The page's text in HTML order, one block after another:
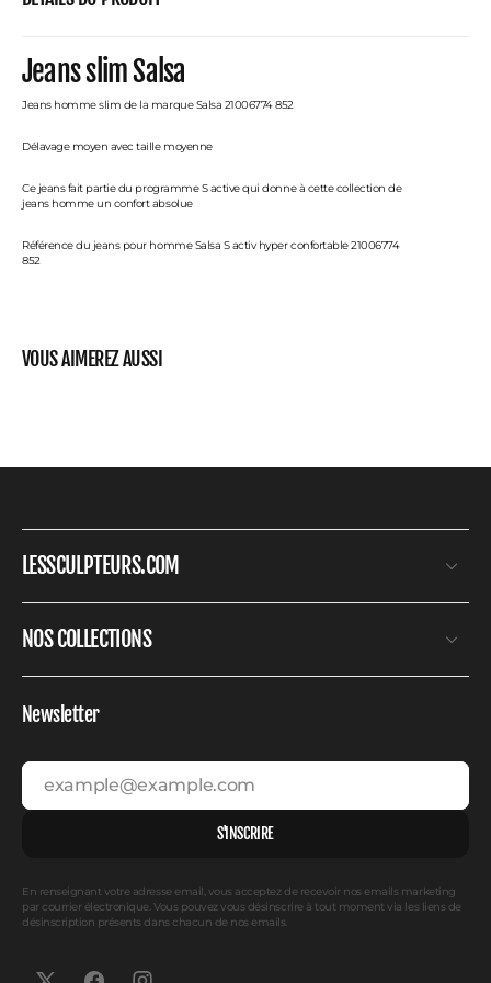
Jeans slim Salsa
Jeans homme slim de la marque Salsa 21006774 852
Délavage moyen avec taille moyenne
Ce jeans fait partie du programme S active qui donne à cette collection de
jeans homme un confort absolue
Référence du jeans pour homme Salsa S activ hyper confortable 21006774
852
VOUS AIMEREZ AUSSI
LESSCULPTEURS.COM
NOS COLLECTIONS
Newsletter
example@example.com
S'INSCRIRE
En renseignant votre adresse email, vous acceptez de recevoir nos emails marketing
par courrier électronique. Vous pouvez vous désinscrire à tout moment via les liens de
désinscription présents dans chacun de nos emails.